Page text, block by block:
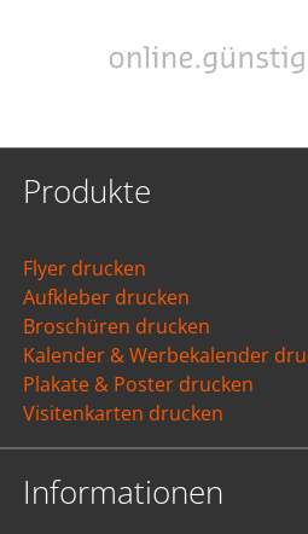
Produkte
Flyer drucken
Aufkleber drucken
Broschüren drucken
Kalender & Werbekalender
Plakate & Poster drucken
Visitenkarten drucken
Informationen